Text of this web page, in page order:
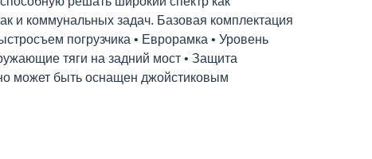
и коммунальных задач. Базовая комплектация
погрузчика • Еврорамка • Уровень
тяги на задний мост • Защита
может быть оснащен джойстиковым